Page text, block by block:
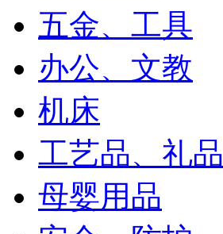
五金、工具
办公、文教
机床
工艺品、礼品
母婴用品